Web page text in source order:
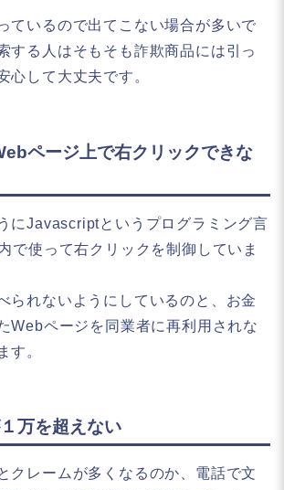
ているので出てこない場合が多いで
する人はそもそも詐欺商品には引っ
心して大丈夫です。
ページ上で右クリックできな
にJavascriptというプログラミング言
で使って右クリックを制御していま
られないようにしているのと、お金
Webページを同業者に再利用されな
す。
万を超えない
クレームが多くなるのか、電話で文